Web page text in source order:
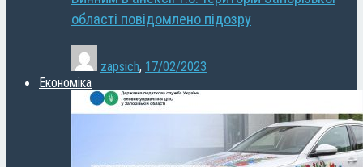
області повідомлено підозру
zapsich, 17/02/2023
Економіка